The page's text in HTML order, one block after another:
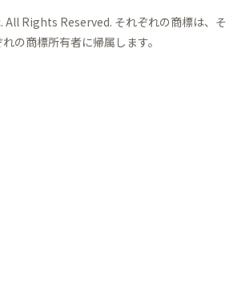
All Rights Reserved. それぞれの商標は、そ
の商標所有者に帰属します。